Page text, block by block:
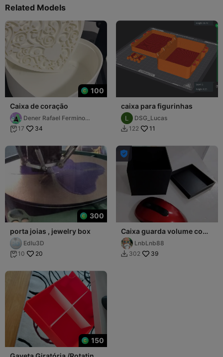
Related Models
100
Caixa de coração
Dener Rafael Fermino
Henz
 17 34
caixa para figurinhas
DSG_Lucas
 122 11
300
porta joias , jewelry box
Edlu3D
 10 20

Caixa guarda volume com
tampaLnbLnb88
 302 39
150